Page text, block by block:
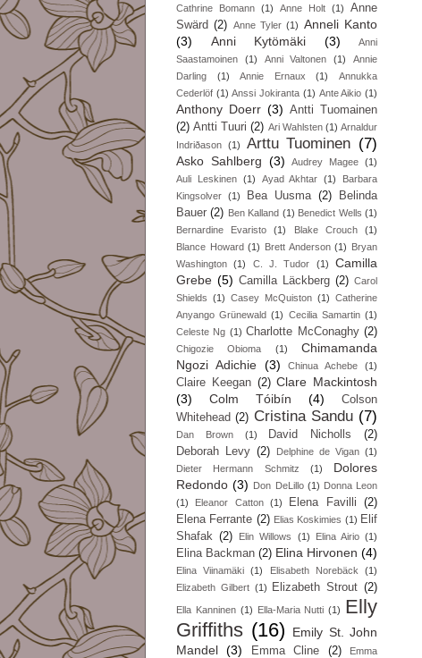
Cathrine Bomann (1) Anne Holt (1)
Anne
Swärd (2) Anne Tyler (1) Anneli Kanto
(3)
Anni Kytömäki (3)
Anni
Saastamoinen
(1) Anni Valtonen (1)
Annie
Darling
(1) Annie Ernaux (1)
Annukka
Cederlöf (1) Anssi Jokiranta (1) Ante Aikio (1)
Anthony Doerr (3) Antti Tuomainen
(2) Antti Tuuri (2) Ari Wahlsten (1) Arnaldur
Indriðason (1) Arttu Tuominen (7)
Asko Sahlberg (3) Audrey Magee (1)
Auli Leskinen (1) Ayad Akhtar (1)
Barbara
Kingsolver (1) Bea Uusma (2)
Belinda
Bauer (2) Ben Kalland (1) Benedict Wells (1)
Bernardine Evaristo
(1) Blake Crouch
(1)
Blance Howard (1) Brett Anderson (1) Bryan
Washington
(1) C. J. Tudor (1)
Camilla
Grebe (5) Camilla Läckberg (2) Carol
Shields (1) Casey McQuiston (1) Catherine
Anyango Grünewald (1) Cecilia Samartin (1)
Celeste Ng (1) Charlotte McConaghy (2)
Chigozie Obioma (1)
Chimamanda
Ngozi Adichie (3) Chinua Achebe (1)
Claire Keegan (2) Clare Mackintosh
(3)
Colm Tóibín (4)
Colson
Whitehead (2) Cristina Sandu (7)
Dan Brown (1) David Nicholls
(2)
Deborah Levy (2) Delphine de Vigan (1)
Dieter Hermann Schmitz
(1)
Dolores
Redondo (3) Don DeLillo (1) Donna Leon
(1)
Eleanor Catton (1) Elena Favilli
(2)
Elena Ferrante (2) Elias Koskimies (1) Elif
Shafak (2) Elin Willows (1) Elina Airio (1)
Elina Backman (2) Elina Hirvonen (4)
Elina Viinamäki (1) Elisabeth Norebäck
(1)
Elizabeth Gilbert (1) Elizabeth Strout (2)
Ella Kanninen (1) Ella-Maria Nutti (1) Elly
Griffiths (16)
Emily St. John
Mandel (3) Emma Cline (2)
Emma